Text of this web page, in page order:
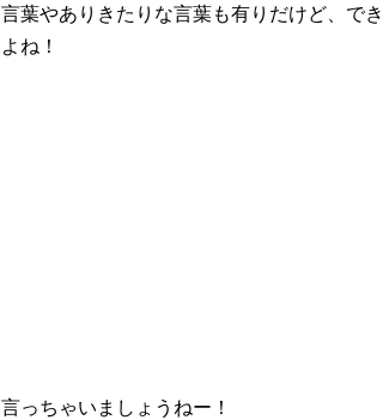
葉やありきたりな言葉も有りだけど、でき
ね！
っちゃいましょうねー！